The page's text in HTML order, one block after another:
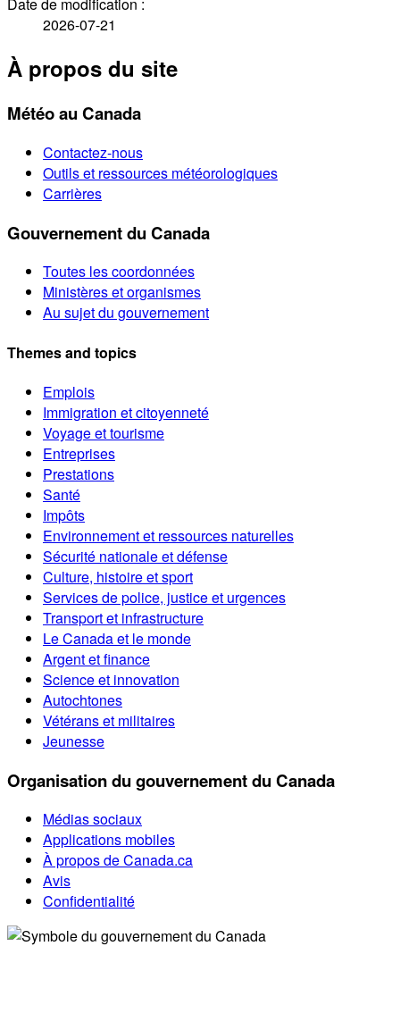
Date de modification :
2026-07-21
À propos du site
Météo au Canada
Contactez-nous
Outils et ressources météorologiques
Carrières
Gouvernement du Canada
Toutes les coordonnées
Ministères et organismes
Au sujet du gouvernement
Themes and topics
Emplois
Immigration et citoyenneté
Voyage et tourisme
Entreprises
Prestations
Santé
Impôts
Environnement et ressources naturelles
Sécurité nationale et défense
Culture, histoire et sport
Services de police, justice et urgences
Transport et infrastructure
Le Canada et le monde
Argent et finance
Science et innovation
Autochtones
Vétérans et militaires
Jeunesse
Organisation du gouvernement du Canada
Médias sociaux
Applications mobiles
À propos de Canada.ca
Avis
Confidentialité